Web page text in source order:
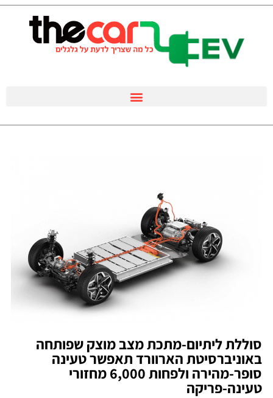
סוללת ליתיום-מתכת מצב מוצק שפותחה
באוניברסיטת הארוורד תאפשר טעינה
סופר-מהירה ולפחות 6,000 מחזורי
טעינה-פריקה